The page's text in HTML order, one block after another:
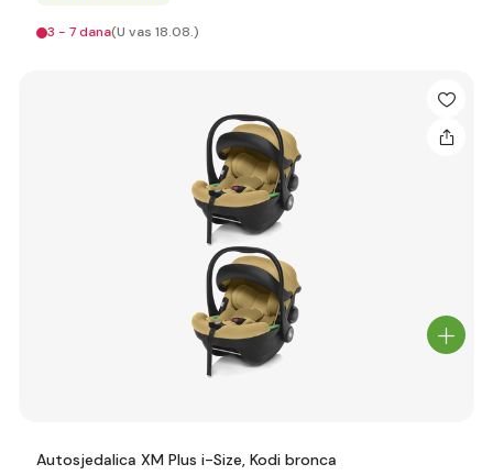
3 - 7 dana(U vas 18.08.)
Autosjedalica XM Plus i-Size, Kodi bronca